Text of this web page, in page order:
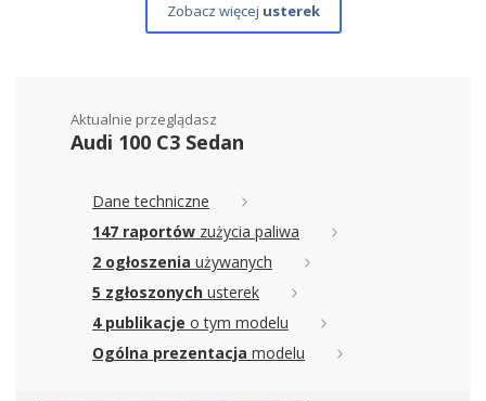
Zobacz więcej usterek
Aktualnie przeglądasz
Audi 100 C3 Sedan
Dane techniczne
147 raportów zużycia paliwa
2 ogłoszenia używanych
5 zgłoszonych usterek
4 publikacje o tym modelu
Ogólna prezentacja modelu